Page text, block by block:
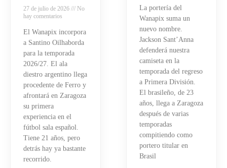
27 de julio de 2026
No
hay comentarios
El Wanapix incorpora
a Santino Oilhaborda
para la temporada
2026/27. El ala
diestro argentino llega
procedente de Ferro y
afrontará en Zaragoza
su primera
experiencia en el
fútbol sala español.
Tiene 21 años, pero
detrás hay ya bastante
recorrido.
La portería del
Wanapix suma un
nuevo nombre.
Jackson Sant’Anna
defenderá nuestra
camiseta en la
temporada del regreso
a Primera División.
El brasileño, de 23
años, llega a Zaragoza
después de varias
temporadas
compitiendo como
portero titular en
Brasil